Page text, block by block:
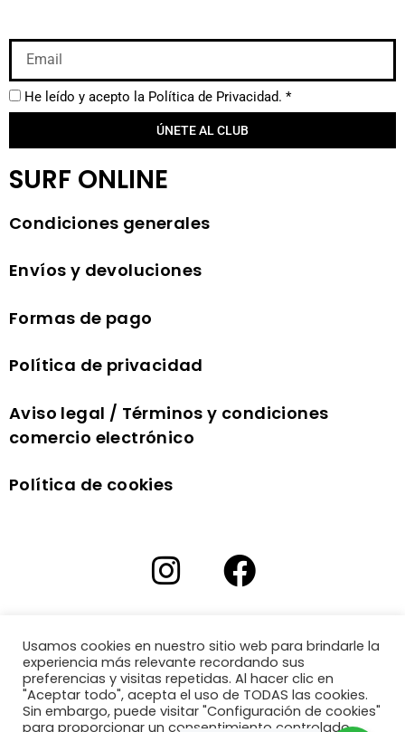
He leído y acepto la Política de Privacidad. *
ÚNETE AL CLUB
SURF ONLINE
Condiciones generales
Envíos y devoluciones
Formas de pago
Política de privacidad
Aviso legal / Términos y condiciones
comercio electrónico
Política de cookies
Usamos cookies en nuestro sitio web para brindarle la
experiencia más relevante recordando sus
preferencias y visitas repetidas. Al hacer clic en
"Aceptar todo", acepta el uso de TODAS las cookies.
Sin embargo, puede visitar "Configuración de cookies"
para proporcionar un consentimiento controlado.